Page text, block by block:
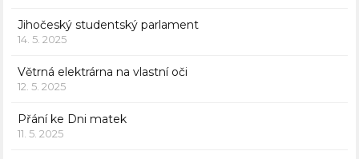
Jihočeský studentský parlament
14. 5. 2025
Větrná elektrárna na vlastní oči
12. 5. 2025
Přání ke Dni matek
11. 5. 2025